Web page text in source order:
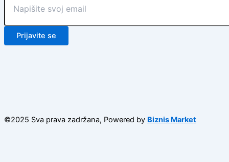
Prijavite se
©2025 Sva prava zadržana, Powered by Biznis Market